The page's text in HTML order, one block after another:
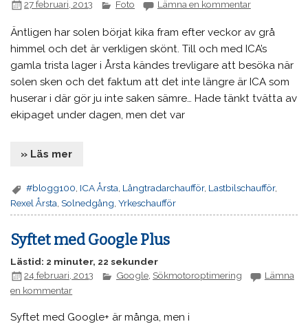
27 februari, 2013
Foto Lämna en kommentar
Äntligen har solen börjat kika fram efter veckor av grå
himmel och det är verkligen skönt. Till och med ICA’s
gamla trista lager i Årsta kändes trevligare att besöka när
solen sken och det faktum att det inte längre är ICA som
huserar i där gör ju inte saken sämre… Hade tänkt tvätta av
ekipaget under dagen, men det var
» Läs mer
#blogg100 ICA Årsta Långtradarchaufför, Lastbilschaufför,
Rexel Årsta ,Solnedgång ,Yrkeschaufför
Syftet med Google Plus
Lästid: 2 minuter, 22 sekunder
24 februari, 2013
Google Sökmotoroptimering
Lämna
en kommentar
Syftet med Google+ är många, men i